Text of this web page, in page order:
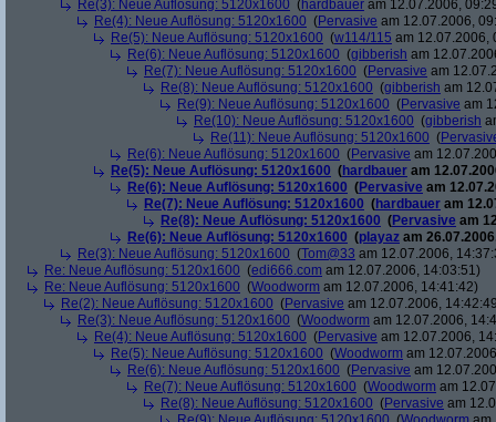
Re(3): Neue Auflösung: 5120x1600 ( hardbauer am 12.07.2006,
Re(4): Neue Auflösung: 5120x1600 (Pervasive am 12.07.2006,
Re(5): Neue Auflösung: 5120x1600 (w114/115 am 12.07.2006,
Re(6): Neue Auflösung: 5120x1600 (gibberish am
Re(7): Neue Auflösung: 5120x1600 (Pervasive am
Re(8): Neue Auflösung: 5120x1600 (gibberish am
Re(9): Neue Auflösung: 5120x1600 (Pervasive am
Re(10): Neue Auflösung: 5120x1600 (gibberish
Re(11): Neue Auflösung: 5120x1600 (
Re(6): Neue Auflösung: 5120x1600 (Pervasive am
Re(5): Neue Auflösung: 5120x1600 (hardbauer am
Re(6): Neue Auflösung: 5120x1600 (Pervasive am
Re(7): Neue Auflösung: 5120x1600 (hardbauer am
Re(8): Neue Auflösung: 5120x1600 (Pervasive am
Re(6): Neue Auflösung: 5120x1600 (playaz am
Re(3): Neue Auflösung: 5120x1600 (Tom@33 am 12.07.2006,
Re: Neue Auflösung: 5120x1600 (edi666.com am 12.07.2006, 14:03:51)
Re: Neue Auflösung: 5120x1600 (Woodworm am 12.07.2006, 14:41:42)
Re(2): Neue Auflösung: 5120x1600 (Pervasive am 12.07.2006,
Re(3): Neue Auflösung: 5120x1600 (Woodworm am 12.07.2006,
Re(4): Neue Auflösung: 5120x1600 (Pervasive am 12.07.2006,
Re(5): Neue Auflösung: 5120x1600 (Woodworm am
Re(6): Neue Auflösung: 5120x1600 (Pervasive am
Re(7): Neue Auflösung: 5120x1600 (Woodworm am
Re(8): Neue Auflösung: 5120x1600 (Pervasive am